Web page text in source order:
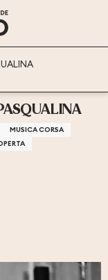
MUSICA CORSA